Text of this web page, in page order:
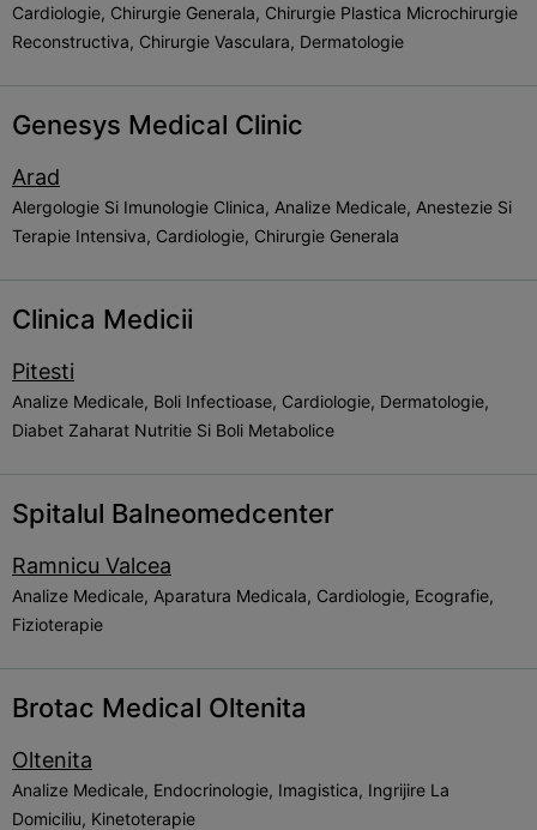
Cardiologie, Chirurgie Generala, Chirurgie Plastica Microchirurgie
Reconstructiva, Chirurgie Vasculara, Dermatologie
Genesys Medical Clinic
Arad
Alergologie Si Imunologie Clinica, Analize Medicale, Anestezie Si
Terapie Intensiva, Cardiologie, Chirurgie Generala
Clinica Medicii
Pitesti
Analize Medicale, Boli Infectioase, Cardiologie, Dermatologie,
Diabet Zaharat Nutritie Si Boli Metabolice
Spitalul Balneomedcenter
Ramnicu Valcea
Analize Medicale, Aparatura Medicala, Cardiologie, Ecografie,
Fizioterapie
Brotac Medical Oltenita
Oltenita
Analize Medicale, Endocrinologie, Imagistica, Ingrijire La
Domiciliu, Kinetoterapie